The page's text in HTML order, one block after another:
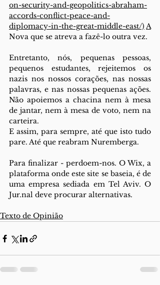
on-security-and-geopolitics-abraham-
accords-conflict-peace-and-
diplomacy-in-the-great-middle-east/) A
Nova que se atreva a fazê-lo outra vez.
Entretanto, nós, pequenas pessoas,
pequenos estudantes, rejeitemos os
nazis nos nossos corações, nas nossas
palavras, e nas nossas pequenas ações.
Não apoiemos a chacina nem à mesa
de jantar, nem à mesa de voto, nem na
carteira.
E assim, para sempre, até que isto tudo
pare. Até que reabram Nuremberga.
Para finalizar - perdoem-nos. O Wix, a
plataforma onde este site se baseia, é de
uma empresa sediada em Tel Aviv. O
Jur.nal deve procurar alternativas.
Texto de Opinião